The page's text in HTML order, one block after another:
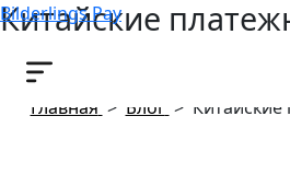
Bilderlings Pay
Китайские
28 августа, 2019
Главная > Блог >